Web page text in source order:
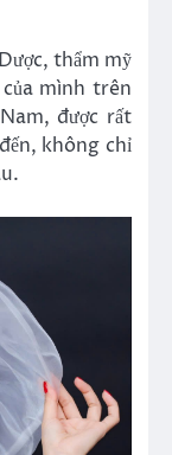
thẩm mỹ
mình trên
được rất
không chỉ